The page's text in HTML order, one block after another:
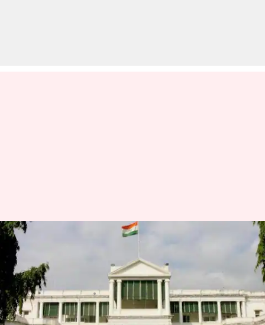
ஆளுநர் மாளிகை முன்பு
பெட்ரோல் குண்டு வீச்சு -
FIR வெளியானது
எழுதியவர் Nivetha P Oct 26, 2023 01:41 pm